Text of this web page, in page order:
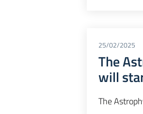
25/02/2025
The
will
The